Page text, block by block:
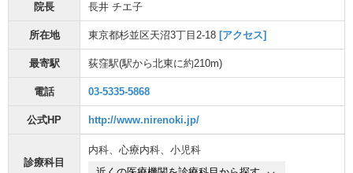
院長 長井 チエ子
所在地 東京都杉並区天沼3丁目2-18 [アクセス]
最寄駅 荻窪駅(駅から北東に約210m)
電話 03-5335-5868
公式HP http://www.nirenoki.jp/
診療科目
内科、 心療内科、 小児科